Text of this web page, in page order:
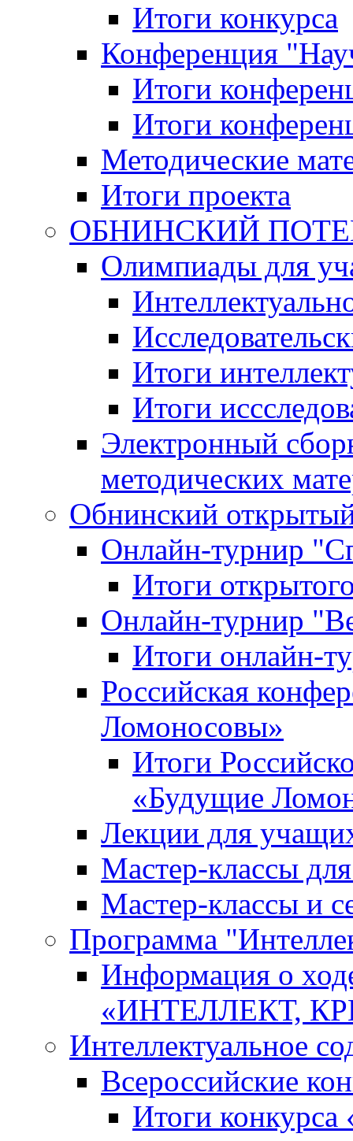
Итоги конкурса
Конференция
Итоги
Итоги
Методические
Итоги проекта
ОБНИНСКИЙ
Олимпиады для
Итоги
Итоги
Электронный
методических
Обнинский
Онлайн-турнир
Итоги
Онлайн-турнир
Итоги онлайн-
Российская
Ломоносовы»
Итоги
«Будущие
Лекции для
Мастер-классы
Мастер-классы и
Программа
Информация о
«ИНТЕЛЛЕКТ,
Интеллектуальное
Всероссийские
Итоги конкурса